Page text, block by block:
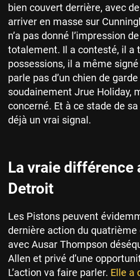
bien couvert derrière, avec
arriver en masse sur
n’a pas donné l’impression
totalement. Il a contesté, il a
possessions, il a même
parle pas d’un chien de
soudainement Jrue Holiday,
concerné. Et à ce stade de sa
déjà un vrai signal.
La vraie différence
Detroit
Les Pistons peuvent
dernière action du
avec Ausar Thompson
Allen et privé d’une
L’action va faire parler. Elle a